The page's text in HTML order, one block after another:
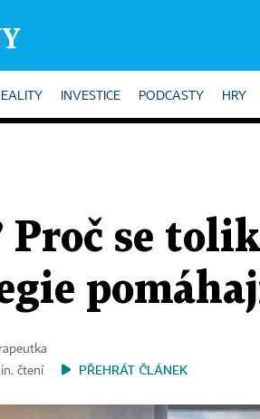
INVESTICE PODCASTY HRY
se
čtení
PŘEHRÁT ČLÁNEK